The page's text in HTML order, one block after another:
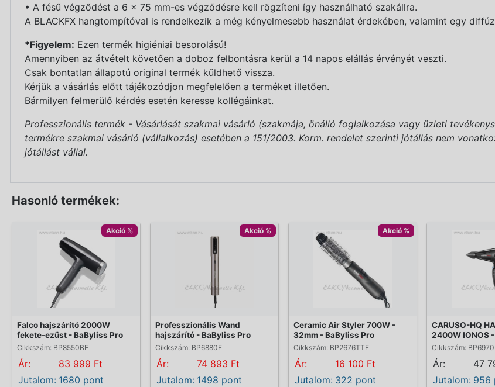
• A fésű végződést a 6 x 75 mm-es végződésre kell rögzíteni így használható szakállra.
A BLACKFX hangtompítóval is rendelkezik a még kényelmesebb használat érdekében, valamint egy
*Figyelem: Ezen termék higiéniai besorolású!
Amennyiben az átvételt követően a doboz felbontásra kerül a 14 napos elállás érvényét veszti.
Csak bontatlan állapotú original termék küldhető vissza.
Kérjük a vásárlás előtt tájékozódjon megfelelően a terméket illetően.
Bármilyen felmerülő kérdés esetén keresse kollégáinkat.
Professzionális termék - Vásárlását szakmai vásárló (szakmája, önálló foglalkozása vagy üzleti
termékre szakmai vásárló (vállalkozás) esetében a 151/2003. Korm. rendelet szerinti jótállás nem
jótállást vállal.
Hasonló termékek:
Akció %
Falco hajszárító 2000W
fekete-ezüst - BaByliss Pro
Cikkszám: BP8550BE
Ár:
83 999 Ft
Jutalom: 1680 pont
Akció %
Professzionális Wand
hajszárító - BaByliss Pro
Cikkszám: BP6880E
Ár:
74 893 Ft
Jutalom: 1498 pont
Akció %
Ceramic Air Styler 700W -
32mm - BaByliss Pro
Cikkszám: BP2676TTE
Ár:
16 100 Ft
Jutalom: 322 pont
CARUSO-HQ
2400W IONOS
Cikkszám:
Ár:
47
Jutalom: 956